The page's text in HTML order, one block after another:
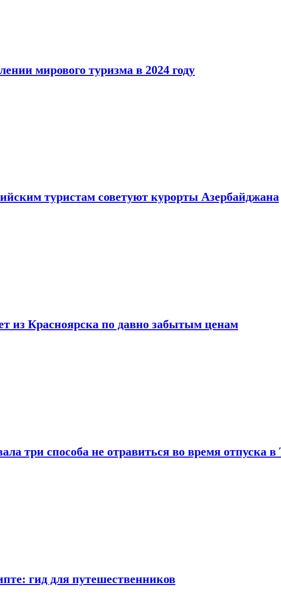
мирового туризма в 2024 году
туристам советуют курорты Азербайджана
из Красноярска по давно забытым ценам
три способа не отравиться во время отпуска в
гид для путешественников